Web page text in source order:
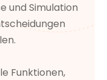
und Simulation
Funktionen,